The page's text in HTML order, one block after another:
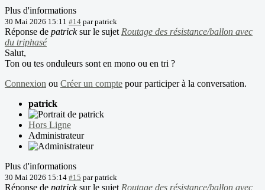
Plus d'informations
30 Mai 2026 15:11 #14 parpatrick
Réponse de patricksur le sujet Routage des résistance/ballon avec
du triphasé
Salut,
Ton ou tes onduleurs sont en mono ou en tri ?
Connexion ou Créer un compte pour participer à la conversation.
patrick
Hors Ligne
Administrateur
Plus d'informations
30 Mai 2026 15:14 #15 parpatrick
Réponse de patricksur le sujet Routage des résistance/ballon avec